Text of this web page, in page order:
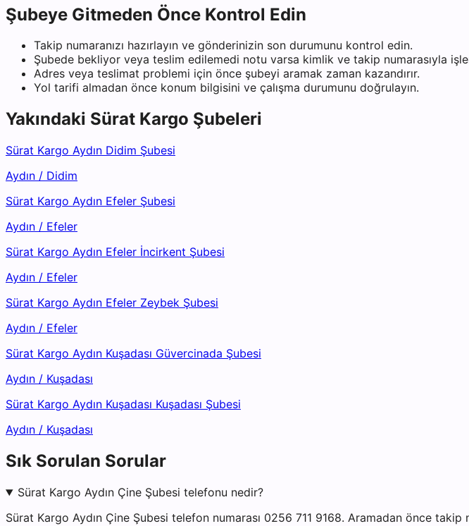
Şubeye Gitmeden Önce Kontrol Edin
Takip numaranızı hazırlayın ve gönderinizin son durumunu kontrol edin.
Şubede bekliyor veya teslim edilemedi notu varsa kimlik ve takip numarasıyla
Adres veya teslimat problemi için önce şubeyi aramak zaman kazandırır.
Yol tarifi almadan önce konum bilgisini ve çalışma durumunu doğrulayın.
Yakındaki Sürat Kargo Şubeleri
Sürat Kargo Aydın Didim Şubesi
Aydın / Didim
Sürat Kargo Aydın Efeler Şubesi
Aydın / Efeler
Sürat Kargo Aydın Efeler İncirkent Şubesi
Aydın / Efeler
Sürat Kargo Aydın Efeler Zeybek Şubesi
Aydın / Efeler
Sürat Kargo Aydın Kuşadası Güvercinada Şubesi
Aydın / Kuşadası
Sürat Kargo Aydın Kuşadası Kuşadası Şubesi
Aydın / Kuşadası
Sık Sorulan Sorular
Sürat Kargo Aydın Çine Şubesi telefonu nedir?
Sürat Kargo Aydın Çine Şubesi telefon numarası 0256 711 9168. Aramadan önce takip